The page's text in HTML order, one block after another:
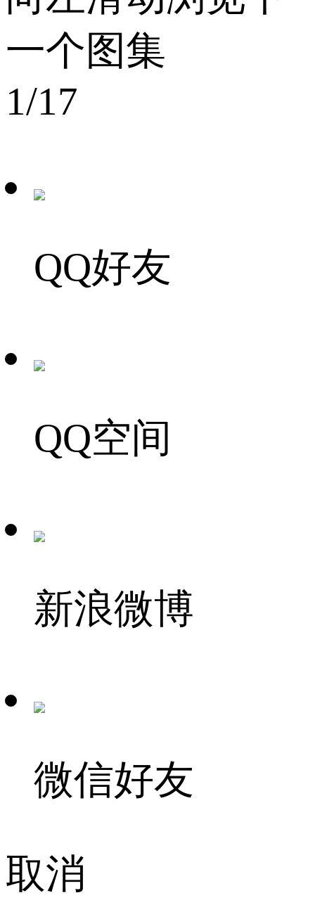
一个图集
1/17
QQ好友
QQ空间
新浪微博
微信好友
取消